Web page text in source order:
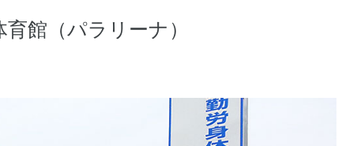
武の道いわて 新興電気武道館
019-641-4577
館（パラリーナ）